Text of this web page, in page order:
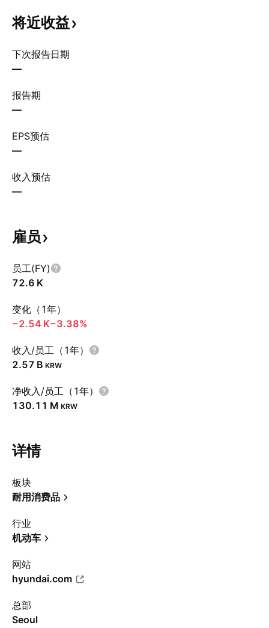
将近收益
下次报告日期
—
报告期
—
EPS预估
—
收入预估
—
雇员
员工(FY)
‪72.6 K‬
变化（1年）
‪−2.54 K‬−3.38%
收入/员工（1年）
‪2.57 B‬ KRW
净收入/员工（1年）
‪130.11 M‬ KRW
详情
板块
耐用消费品
行业
机动车
网站
hyundai.com
总部
Seoul